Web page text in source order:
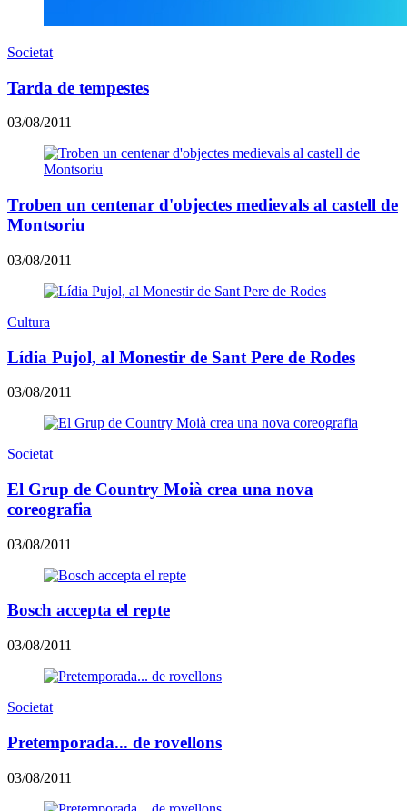
Societat
Tarda de tempestes
03/08/2011
Troben un centenar d'objectes medievals al castell de
Montsoriu
03/08/2011
Cultura
Lídia Pujol, al Monestir de Sant Pere de Rodes
03/08/2011
Societat
El Grup de Country Moià crea una nova
coreografia
03/08/2011
Bosch accepta el repte
03/08/2011
Societat
Pretemporada... de rovellons
03/08/2011